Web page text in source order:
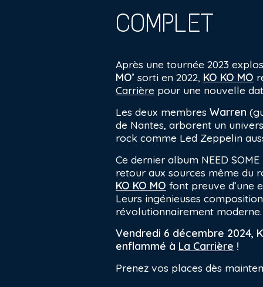
COMPLET
Après une tournée 2023
MO’ sorti en 2022, KO KO MO
Carrière pour une nouvelle
Les deux membres Warren
de Nantes, arborent un
rock comme Led Zeppelin
Ce dernier album NEED
retour aux sources même du
KO KO MO font preuve d’une
Leurs ingénieuses
révolutionnairement moderne.
Vendredi 6 décembre 2024,
enflammé à La Carrière !
Prenez vos places dès